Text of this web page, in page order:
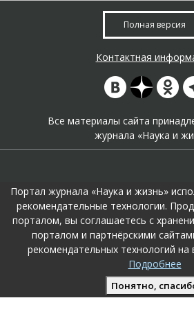
Полная версия
Контактная
Все материалы сайта
журнала «Наука и
На портале применяются
Продолжая пользоваться порталом
использоавнием.
Поддержка и развитие сайта –KTC
Портал журнала «Наука и жизнь»
рекомендательные технологии.
порталом, вы соглашаетесь с
порталом и партнёрскими
рекомендательных технологий на
Подробнее
Понятно,